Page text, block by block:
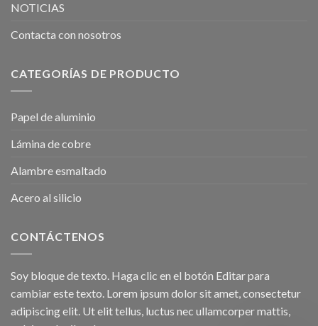
NOTICIAS
Contacta con nosotros
CATEGORÍAS DE PRODUCTO
Papel de aluminio
Lámina de cobre
Alambre esmaltado
Acero al silicio
CONTÁCTENOS
Soy bloque de texto. Haga clic en el botón Editar para
cambiar este texto. Lorem ipsum dolor sit amet, consectetur
adipiscing elit. Ut elit tellus, luctus nec ullamcorper mattis,